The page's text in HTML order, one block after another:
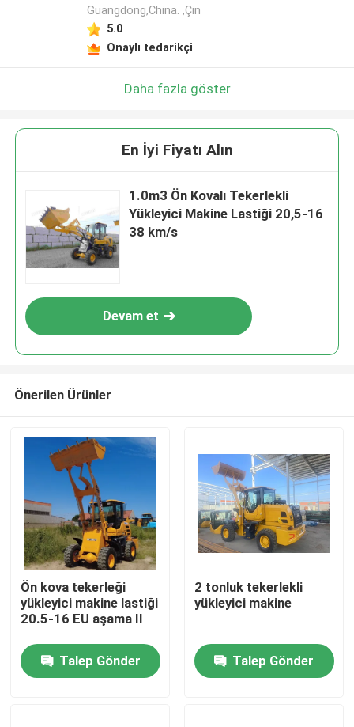
Ana sayfa
Guangdong,China. ,Çin
5.0
Onaylı tedarikçi
Daha fazla göster
En İyi Fiyatı Alın
1.0m3 Ön Kovalı Tekerlekli
Yükleyici Makine Lastiği 20,5-16
38 km/s
Devam et
Önerilen Ürünler
Ön kova tekerleği
yükleyici makine lastiği
20.5-16 EU aşama II
Talep Gönder
2 tonluk tekerlekli
yükleyici makine
Talep Gönder